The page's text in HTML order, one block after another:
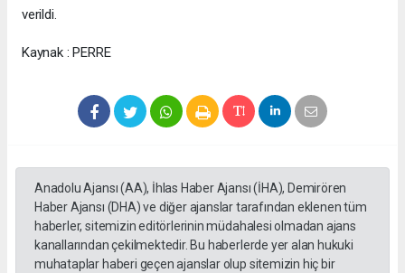
verildi.
Kaynak : PERRE
Anadolu Ajansı (AA), İhlas Haber Ajansı (İHA), Demirören
Haber Ajansı (DHA) ve diğer ajanslar tarafından eklenen tüm
haberler, sitemizin editörlerinin müdahalesi olmadan ajans
kanallarından çekilmektedir. Bu haberlerde yer alan hukuki
muhataplar haberi geçen ajanslar olup sitemizin hiç bir